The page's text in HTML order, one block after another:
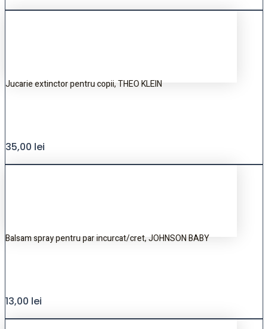
Jucarie extinctor pentru copii, THEO KLEIN
35,00 lei
Balsam spray pentru par incurcat/cret, JOHNSON BABY
13,00 lei